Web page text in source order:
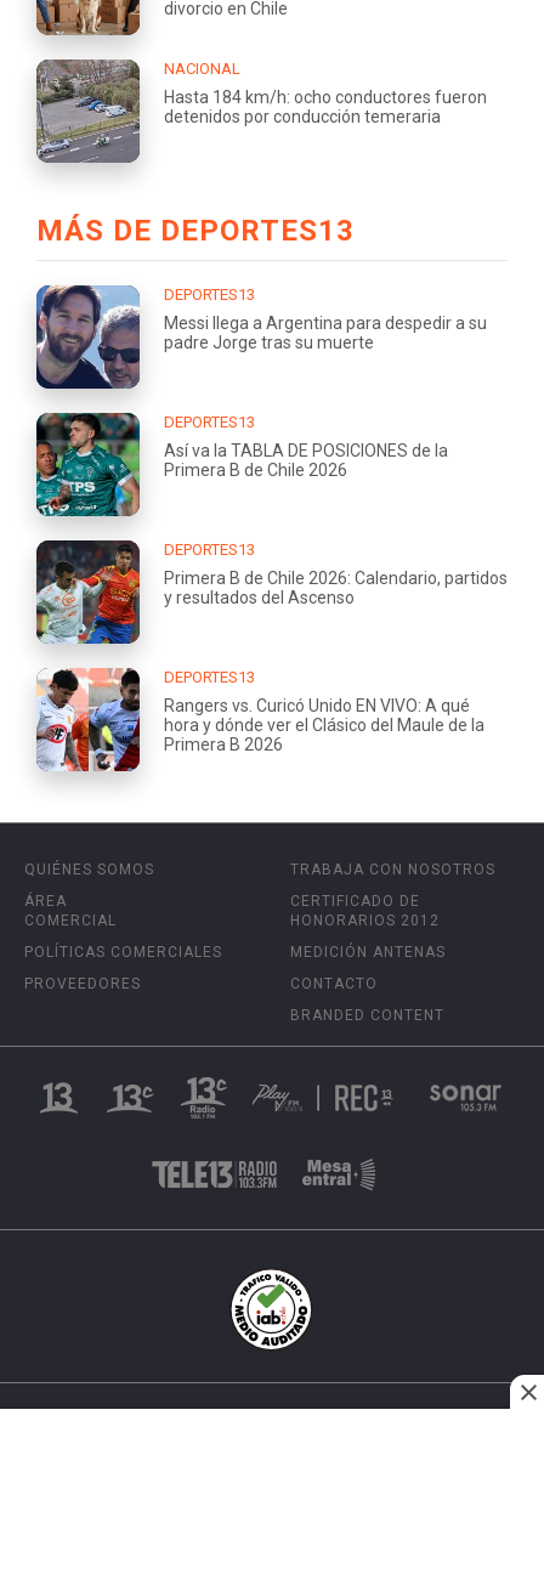
divorcio en Chile
NACIONAL
Hasta 184 km/h: ocho conductores fueron
detenidos por conducción temeraria
MÁS DE DEPORTES13
DEPORTES13
Messi llega a Argentina para despedir a su
padre Jorge tras su muerte
DEPORTES13
Así va la TABLA DE POSICIONES de la
Primera B de Chile 2026
DEPORTES13
Primera B de Chile 2026: Calendario, partidos
y resultados del Ascenso
DEPORTES13
Rangers vs. Curicó Unido EN VIVO: A qué
hora y dónde ver el Clásico del Maule de la
Primera B 2026
QUIÉNES SOMOS
ÁREA
COMERCIAL
POLÍTICAS COMERCIALES
PROVEEDORES
TRABAJA CON NOSOTROS
CERTIFICADO DE
HONORARIOS 2012
MEDICIÓN ANTENAS
CONTACTO
BRANDED CONTENT